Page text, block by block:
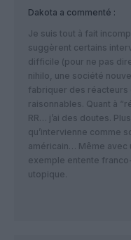
Dakota a commenté :
Je suis tout à fait
suggèrent certains
difficile (pour ne pas
nihilo, une société
fabriquer des
raisonnables. Quant à
RR… j’ai des doutes.
qu’intervienne comme
américain… Même
exemple entente
utopique.